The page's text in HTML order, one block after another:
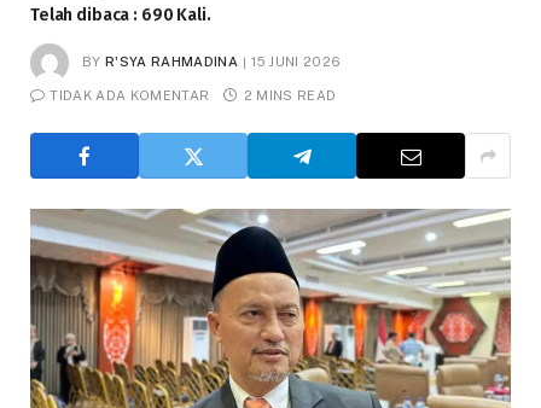
Telah dibaca : 690 Kali.
BY R'SYA RAHMADINA 15 JUNI 2026
TIDAK ADA KOMENTAR 2 MINS READ